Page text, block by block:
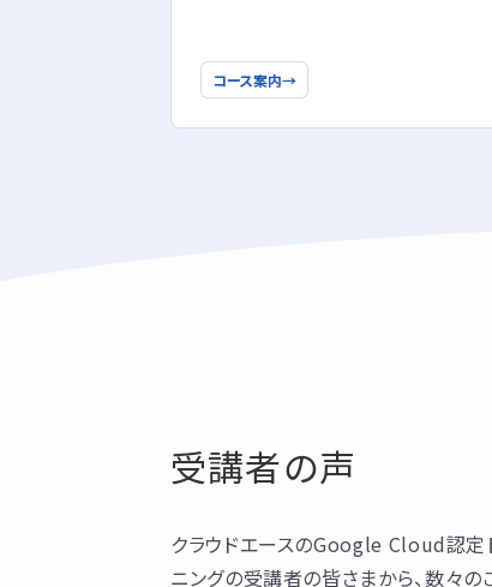
コース案内→
受講者の声
クラウドエースのGoogle Cloud認定
ニングの受講者の皆さまから、数々の